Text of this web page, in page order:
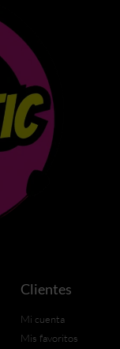
Clientes
Mi cuenta
Mis favoritos